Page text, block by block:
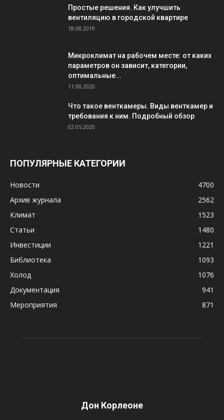
Простые решения. Как улучшить
вентиляцию в городской квартире
18.08.2019
Микроклимат на рабочем месте: от каких
параметров он зависит, категории,
оптимальные...
11.08.2020
Что такое венткамеры. Виды венткамер и
требования к ним. Подробный обзор
02.05.2020
ПОПУЛЯРНЫЕ КАТЕГОРИИ
Новости
4700
Архив журнала
2562
Климат
1523
Статьи
1480
Инвестиции
1221
Библиотека
1093
Холод
1076
Документация
941
Мероприятия
871
Дон Корлеоне